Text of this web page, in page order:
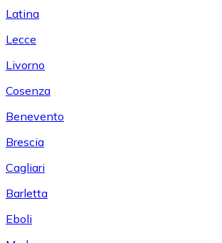
Latina
Lecce
Livorno
Cosenza
Benevento
Brescia
Cagliari
Barletta
Eboli